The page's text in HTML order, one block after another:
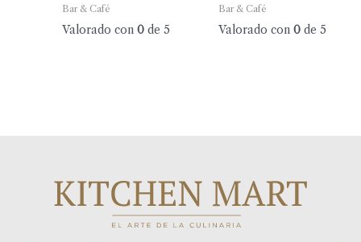
Bar & Café
Valorado con0 de 5
Bar & Café
Valorado con 0de 5